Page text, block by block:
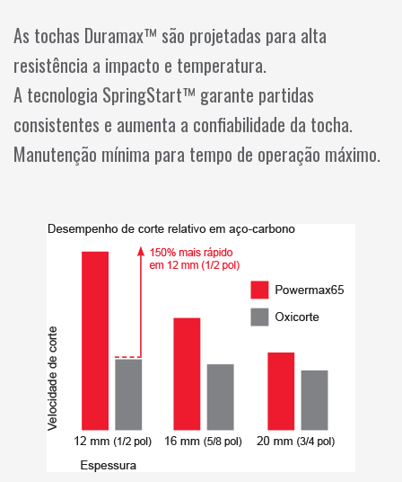
As tochas Duramax™ são projetadas para alta
resistência a impacto e temperatura.
A tecnologia SpringStart™ garante partidas
consistentes e aumenta a confiabilidade da tocha.
Manutenção mínima para tempo de operação máximo.